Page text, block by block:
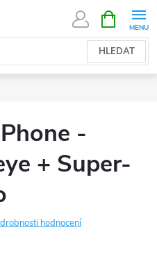
HLEDAT
NÁKUPNÍ
KOŠÍK
-
+ Super-
hodnocení